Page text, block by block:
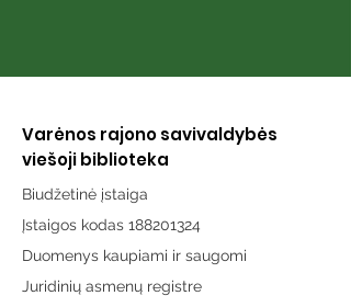
Varėnos rajono savivaldybės
viešoji biblioteka
Biudžetinė įstaiga
Įstaigos kodas 188201324
Duomenys kaupiami ir saugomi
Juridinių asmenų registre